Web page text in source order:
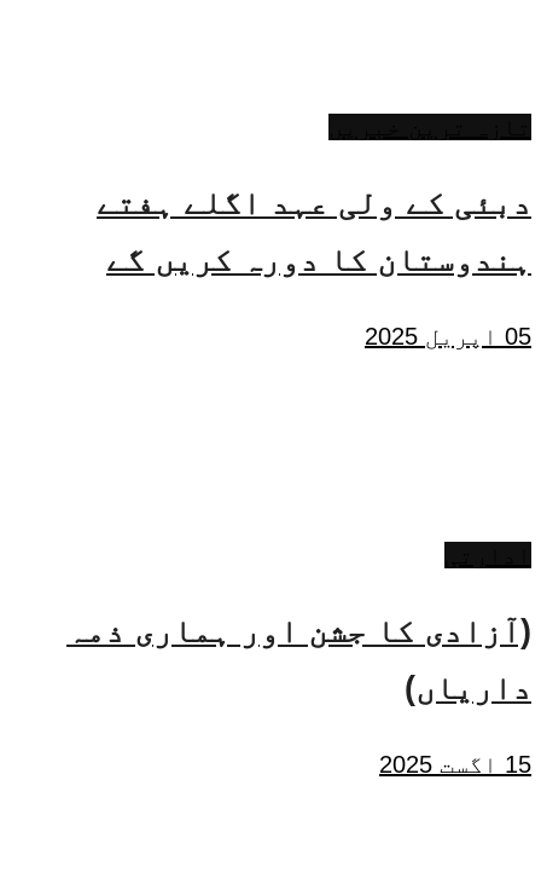
دبئی کے ولی عہد اگلے ہفتے
ہندوستان کا دورہ کریں گے
05 اپریل 2025
(آزادی کا جشن اور ہماری ذمہ
داریاں)
15 اگست 2025